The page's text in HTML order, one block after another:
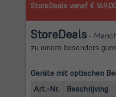
StoreDeals vanaf €
StoreDeals -
zu einem besonders
Geräte mit optischen
Art.-Nr.
Beschrijving